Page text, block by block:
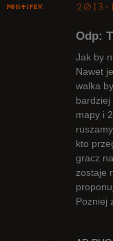
pontifex 2013-
Odp:
Jak by
Nawet
walka
bardziej
mapy i
kto
gracz
zostaje
Pozniej